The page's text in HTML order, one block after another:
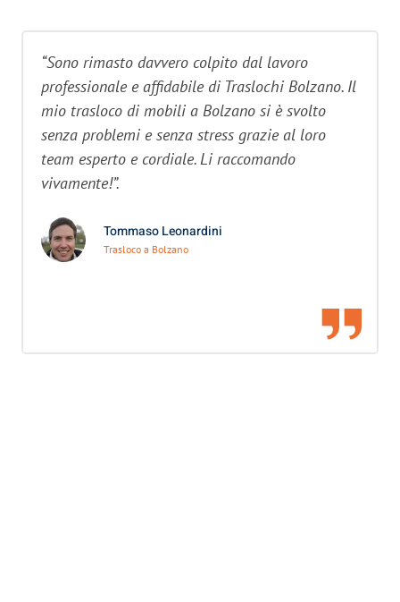
“Sono rimasto davvero colpito dal lavoro
professionale e affidabile di Traslochi Bolzano. Il
mio trasloco di mobili a Bolzano si è svolto
senza problemi e senza stress grazie al loro
team esperto e cordiale. Li raccomando
vivamente!”.
Tommaso Leonardini
Trasloco a Bolzano